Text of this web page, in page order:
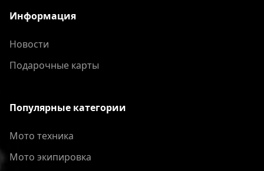
Информация
Новости
Подарочные карты
Популярные категории
Мото техника
Мото экипировка